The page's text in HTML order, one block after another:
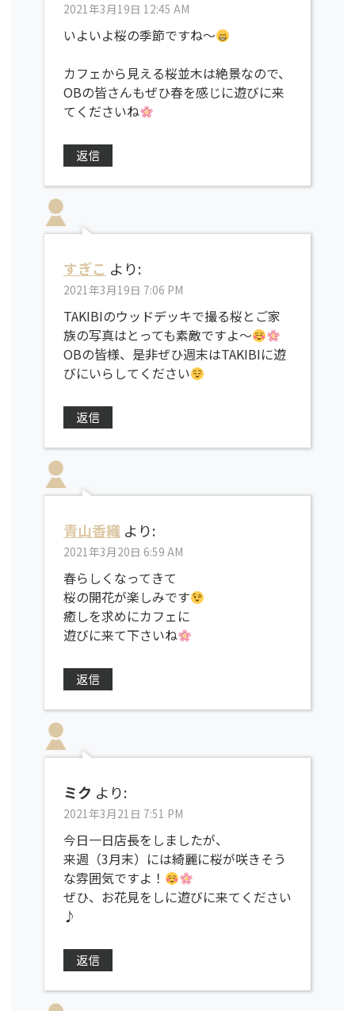
2021年3月19日 12:45 AM
いよいよ桜の季節ですね〜
カフェから見える桜並木は絶景なので、
OBの皆さんもぜひ春を感じに遊びに来
てくださいね
返信
すぎこ より:
2021年3月19日 7:06 PM
TAKIBIのウッドデッキで撮る桜とご家
族の写真はとっても素敵ですよ〜
OBの皆様、是非ぜひ週末はTAKIBIに遊
びにいらしてください
返信
青山香織 より:
2021年3月20日 6:59 AM
春らしくなってきて
桜の開花が楽しみです
癒しを求めにカフェに
遊びに来て下さいね
返信
ミク より:
2021年3月21日 7:51 PM
今日一日店長をしましたが、
来週（3月末）には綺麗に桜が咲きそう
な雰囲気ですよ！
ぜひ、お花見をしに遊びに来てください
♪
返信